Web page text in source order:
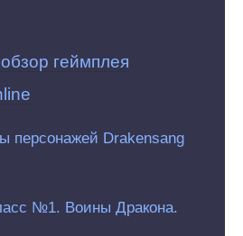
геймплея
персонажей Drakensang
№1. Воины Дракона.